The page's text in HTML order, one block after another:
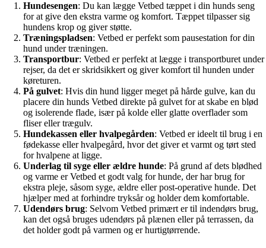
Hundesengen: Du kan lægge Vetbed tæppet i din hunds seng
for at give den ekstra varme og komfort. Tæppet tilpasser sig
hundens krop og giver støtte.
Træningspladsen: Vetbed er perfekt som pausestation for din
hund under træningen.
Transportbur: Vetbed er perfekt at lægge i transportburet under
rejser, da det er skridsikkert og giver komfort til hunden under
køreturen.
På gulvet: Hvis din hund ligger meget på hårde gulve, kan du
placere din hunds Vetbed direkte på gulvet for at skabe en blød
og isolerende flade, især på kolde eller glatte overflader som
fliser eller trægulv.
Hundekassen eller hvalpegården: Vetbed er ideelt til brug i en
fødekasse eller hvalpegård, hvor det giver et varmt og tørt sted
for hvalpene at ligge.
Underlag til syge eller ældre hunde: På grund af dets blødhed
og varme er Vetbed et godt valg for hunde, der har brug for
ekstra pleje, såsom syge, ældre eller post-operative hunde. Det
hjælper med at forhindre tryksår og holder dem komfortable.
Udendørs brug: Selvom Vetbed primært er til indendørs brug,
kan det også bruges udendørs på plænen eller på terrassen, da
det holder godt på varmen og er hurtigtørrende.